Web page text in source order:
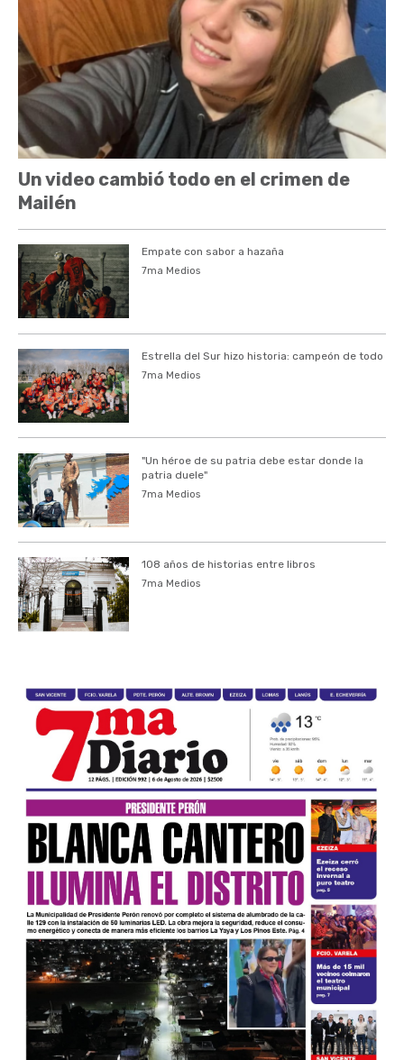
Un video cambió todo en el crimen de
Mailén
Empate con sabor a hazaña
7ma Medios
Estrella del Sur hizo historia: campeón de todo
7ma Medios
"Un héroe de su patria debe estar donde la
patria duele"
7ma Medios
108 años de historias entre libros
7ma Medios